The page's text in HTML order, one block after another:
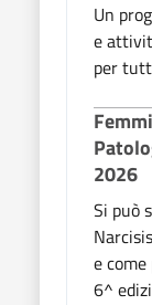
Un
e
per
2026
Si può
e
6^